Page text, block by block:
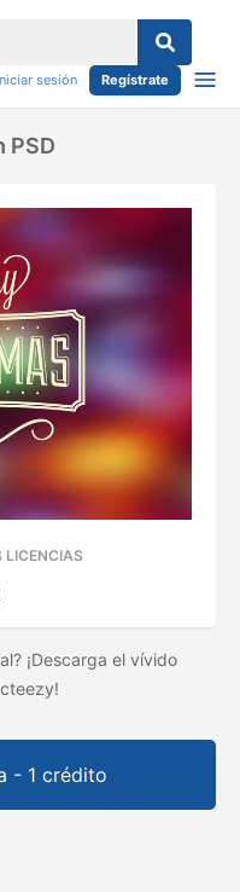
sesión Regístrate
PSD
LICENCIAS
¡Descarga el vívido
- 1 crédito